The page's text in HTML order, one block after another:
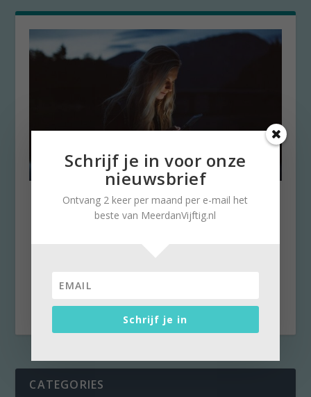
Pas op voor lieve boodschap
van valse Valentijn
CATEGORIES
Schrijf je in voor onze
nieuwsbrief
Ontvang 2 keer per maand per e-mail het
beste van MeerdanVijftig.nl
Schrijf je in